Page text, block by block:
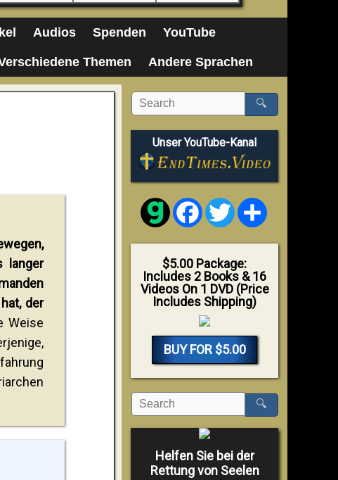
Audios Spenden YouTube
Themen Andere Sprachen
langer
der
Weise
🔍
Unser YouTube-Kanal
FacebookTwitter
$5.00 Package:
Includes 2 Books & 16
Videos On 1 DVD (Price
Includes Shipping)
BUY FOR $5.00
🔍
Helfen Sie bei der
Rettung von Seelen